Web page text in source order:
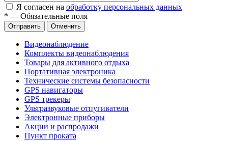
Я согласен на обработку персональных данных
* — Обязательные поля
Отправить Отменить
Видеонаблюдение
Комплекты видеонаблюдения
Товары для активного отдыха
Портативная электроника
Технические системы безопасности
GPS навигаторы
GPS трекеры
Ультразвуковые отпугиватели
Электронные приборы
Акции и распродажи
Пункт проката